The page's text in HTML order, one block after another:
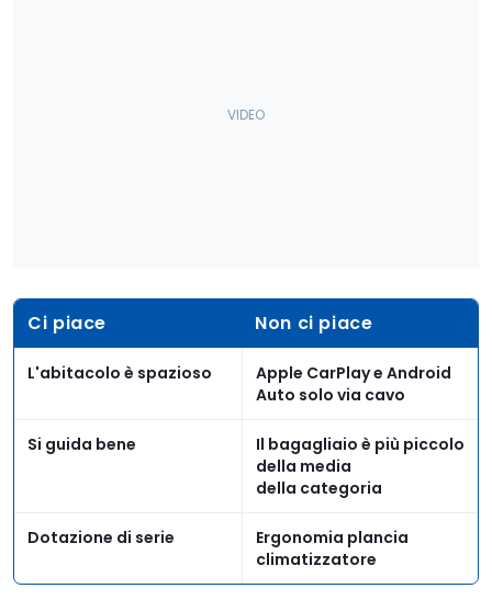
Ci piace Non ci piace
L'abitacolo è spazioso
Apple CarPlay e Android
Auto solo via cavo
Si guida bene
Il bagagliaio è più piccolo
della media
della categoria
Dotazione di serie
Ergonomia plancia
climatizzatore